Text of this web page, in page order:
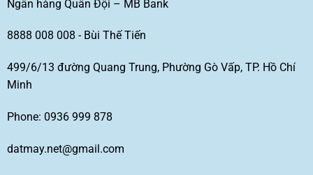
Ngân hàng Quân Đội – MB Bank
8888 008 008 - Bùi Thế Tiến
499/6/13 đường Quang Trung, Phường Gò Vấp, TP. Hồ Chí
Minh
Phone: 0936 999 878
datmay.net@gmail.com